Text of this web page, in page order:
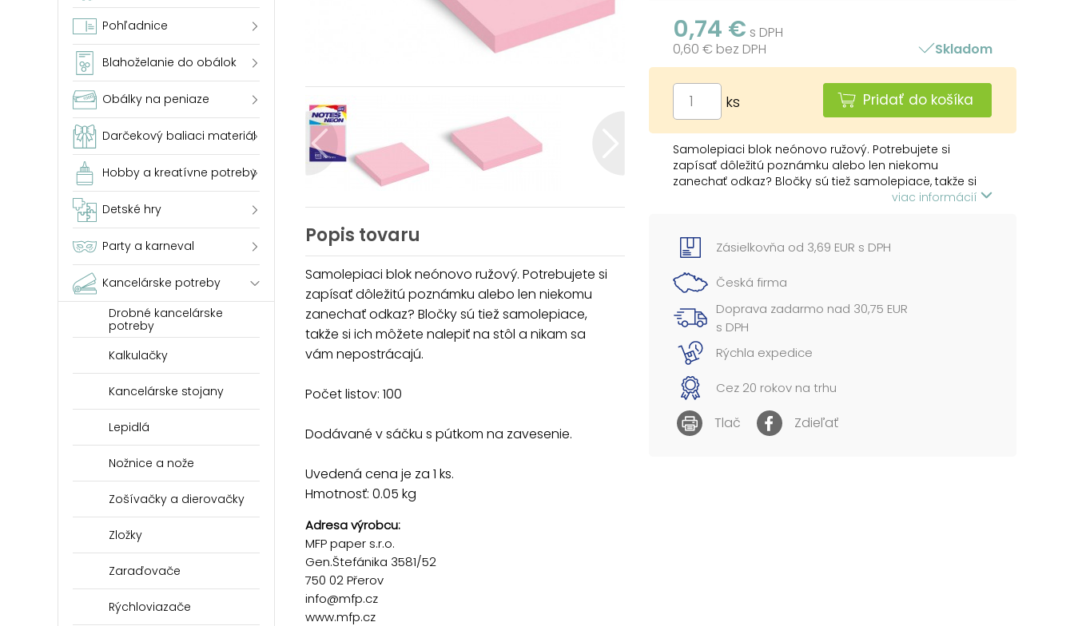
Pohľadnice
Blahoželanie do obálok
Obálky na peniaze
Darčekový baliaci materiál
Hobby a kreatívne potreby
Detské hry
Party a karneval
Kancelárske potreby
Drobné kancelárske
potreby
Kalkulačky
Kancelárske stojany
Lepidlá
Nožnice a nože
Zošívačky a dierovačky
Zložky
Zaraďovače
Rýchloviazače
0,74 € s DPH
0,60 € bez DPH
Skladom
ks Pridať do košíka
Samolepiaci blok neónovo ružový. Potrebujete si
zapísať dôležitú poznámku alebo len niekomu
zanechať odkaz? Bločky sú tiež samolepiace, takže si
ich môžete nalepiť na stôl a nikam sa vám
Počet listov: 100
Dodávané v sáčku s pútkom na zavesenie.
Uvedená cena je za 1 ks....
viac informácií
Popis tovaru
Samolepiaci blok neónovo ružový. Potrebujete si
zapísať dôležitú poznámku alebo len niekomu
zanechať odkaz? Bločky sú tiež samolepiace,
takže si ich môžete nalepiť na stôl a nikam sa
vám nepostrácajú.
Počet listov: 100
Dodávané v sáčku s pútkom na zavesenie.
Uvedená cena je za 1 ks.
Hmotnosť: 0.05 kg
Adresa výrobcu:
MFP paper s.r.o.
Gen.Štefánika 3581/52
750 02 Přerov
info@mfp.cz
www.mfp.cz
Zásielkovňa od 3,69 EUR s DPH
Česká firma
Doprava zadarmo nad 30,75 EUR
s DPH
Rýchla expedice
Cez 20 rokov na trhu
Tlač Zdieľať